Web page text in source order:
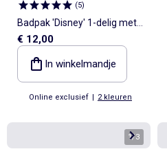
(5)
Badpak 'Disney' 1-delig met
volants
€ 12,00
In winkelmandje
Online exclusief | 2 kleuren
1/3